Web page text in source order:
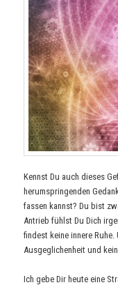
Kennst Du auch dieses
herumspringenden
fassen kannst? Du bist
Antrieb fühlst Du Dich
findest keine innere
Ausgeglichenheit und
Ich gebe Dir heute eine